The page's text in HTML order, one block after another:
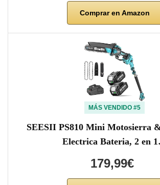
Comprar en Amazon
MÁS VENDIDO #5
SEESII PS810 Mini Motosierra
Electrica Bateria, 2 en
179,99€